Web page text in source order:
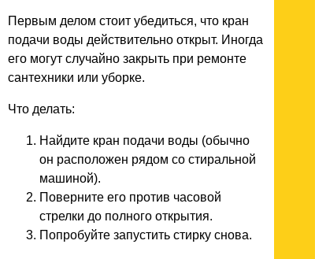
Первым делом стоит убедиться, что кран
подачи воды действительно открыт. Иногда
его могут случайно закрыть при ремонте
сантехники или уборке.
Что делать:
Найдите кран подачи воды (обычно
он расположен рядом со стиральной
машиной).
Поверните его против часовой
стрелки до полного открытия.
Попробуйте запустить стирку снова.